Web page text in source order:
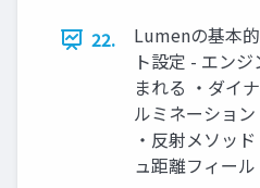
22.
Lumenの基本
ト設定 - エン
まれる ・ダイ
ルミネーショ
・反射メソッ
ュ距離フィー